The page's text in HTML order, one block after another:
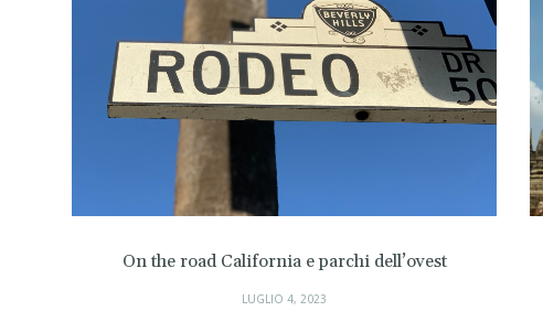
On the road California e parchi dell’ovest
LUGLIO 4, 2023